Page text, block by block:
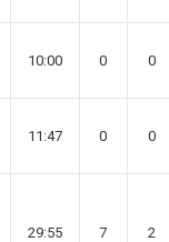
10:00 0 0
11:47 0 0
29:55 7 2